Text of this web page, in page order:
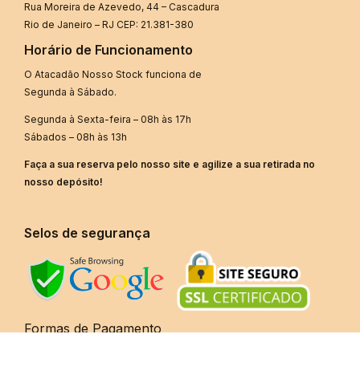
Rua Moreira de Azevedo, 44 – Cascadura
Rio de Janeiro – RJ CEP: 21.381-380
Horário de Funcionamento
O Atacadão Nosso Stock funciona de
Segunda à Sábado.
Segunda à Sexta-feira – 08h às 17h
Sábados – 08h às 13h
Faça a sua reserva pelo nosso site e agilize a sua retirada no
nosso depósito!
Selos de segurança
Formas de Pagamento